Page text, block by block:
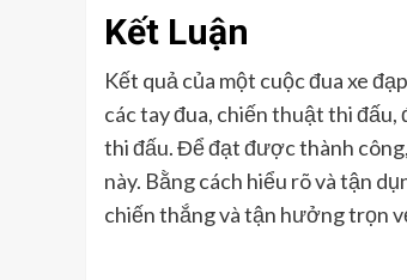
Kết Luận
Kết quả của một cuộc đua xe
các tay đua, chiến thuật thi
thi đấu. Để đạt được thành
này. Bằng cách hiểu rõ và tận
chiến thắng và tận hưởng trọn